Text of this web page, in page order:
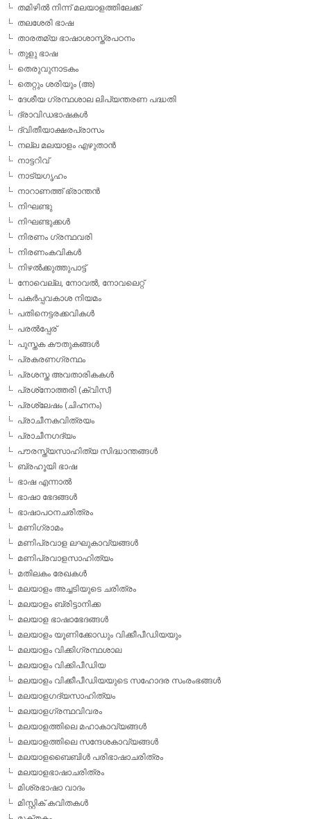
തമിഴില്‍ നിന്ന് മലയാളത്തിലേക്ക്
തലശേരി ഭാഷ
താരതമ്യ ഭാഷാശാസ്ത്രപഠനം
തുളു ഭാഷ
തെരുവുനാടകം
തെറ്റും ശരിയും (അ)
ദേശീയ ഗ്രന്ഥശാല ലിപ്യന്തരണ പദ്ധതി
ദ്രാവിഡഭാഷകള്‍
ദ്വിതീയാക്ഷരപ്രാസം
നല്ല മലയാളം എഴുതാന്‍
നാട്ടറിവ്
നാട്യഗൃഹം
നാറാണത്ത് ഭ്രാന്തന്‍
നിഘണ്ടു
നിഘണ്ടുക്കള്‍
നിരണം ഗ്രന്ഥവരി
നിരണംകവികള്‍
നിഴല്‍ക്കുത്തുപാട്ട്
നോവെല്ല, നോവല്‍, നോവലെറ്റ്
പകര്‍പ്പവകാശ നിയമം
പതിനെട്ടരക്കവികള്‍
പരല്‍പ്പേര്
പുസ്തക കൗതുകങ്ങള്‍
പ്രകരണഗ്രന്ഥം
പ്രശസ്ത അവതാരികകള്‍
പ്രശ്‌നോത്തരി (ക്വിസ്)
പ്രശ്ലേഷം (ചിഹ്നനം)
പ്രാചീനകവിത്രയം
പ്രാചീനഗദ്യം
പൗരസ്ത്യസാഹിത്യ സിദ്ധാന്തങ്ങള്‍
ബ്രഹൂയി ഭാഷ
ഭാഷ എന്നാല്‍
ഭാഷാ ഭേദങ്ങള്‍
ഭാഷാപഠനചരിത്രം
മണിഗ്രാമം
മണിപ്രവാള ലഘുകാവ്യങ്ങള്‍
മണിപ്രവാളസാഹിത്യം
മതിലകം രേഖകള്‍
മലയാളം അച്ചടിയുടെ ചരിത്രം
മലയാളം ബ്രിട്ടാനിക്ക
മലയാള ഭാഷാഭേദങ്ങള്‍
മലയാളം യൂണിക്കോഡും വിക്കീപീഡിയയും
മലയാളം വിക്കിഗ്രന്ഥശാല
മലയാളം വിക്കിപീഡിയ
മലയാളം വിക്കീപീഡിയയുടെ സഹോദര സംരംഭങ്ങള്‍
മലയാളഗദ്യസാഹിത്യം
മലയാളഗ്രന്ഥവിവരം
മലയാളത്തിലെ മഹാകാവ്യങ്ങള്‍
മലയാളത്തിലെ സന്ദേശകാവ്യങ്ങള്‍
മലയാളബൈബിള്‍ പരിഭാഷാചരിത്രം
മലയാളഭാഷാചരിത്രം
മിശ്രഭാഷാ വാദം
മിസ്റ്റിക് കവിതകള്‍